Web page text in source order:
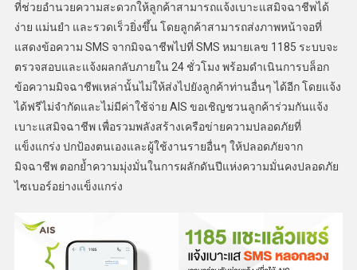
ที่ช่วยอำนวยความสะดวกให้ลูกค้าสามารถแจ้งเบาะแสมิจฉาชีพได้
ง่าย แม่นยำ และรวดเร็วยิ่งขึ้น โดยลูกค้าสามารถส่งภาพหน้าจอที่
แสดงข้อความ SMS จากมิจฉาชีพไปที่ SMS หมายเลข 1185 ระบบจะ
ตรวจสอบและแจ้งผลกลับภายใน 24 ชั่วโมง พร้อมดำเนินการบล็อก
ข้อความมิจฉาชีพเหล่านั้นไม่ให้ส่งไปยังลูกค้าท่านอื่นๆ ได้อีก โดยแจ้ง
ได้ฟรีไม่จำกัดและไม่มีค่าใช้จ่าย AIS ขอเชิญชวนลูกค้าร่วมกันแจ้ง
เบาะแสมิจฉาชีพ เพื่อรวมพลังสร้างเครือข่ายความปลอดภัยที่
แข็งแกร่ง ปกป้องตนเองและผู้ใช้งานรายอื่นๆ ให้ปลอดภัยจาก
มิจฉาชีพ ตอกย้ำความมุ่งมั่นในการผลักดันปีแห่งความมั่นคงปลอดภัย
ไซเบอร์อย่างแข็งแกร่ง